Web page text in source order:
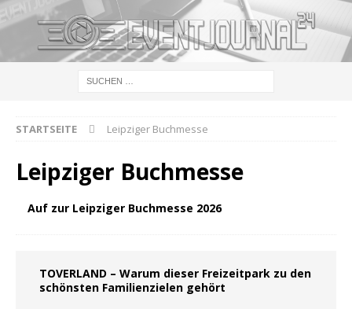
STARTSEITE Leipziger Buchmesse
Leipziger Buchmesse
Auf zur Leipziger Buchmesse 2026
TOVERLAND – Warum dieser Freizeitpark zu den
schönsten Familienzielen gehört